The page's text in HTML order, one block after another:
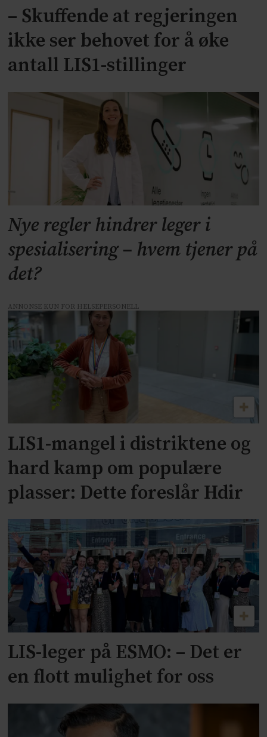
– Skuffende at regjeringen
ikke ser behovet for å øke
antall LIS1-stillinger
Nye regler hindrer leger i
spesialisering – hvem tjener på
det?
ANNONSE KUN FOR HELSEPERSONELL
LIS1-mangel i distriktene og
hard kamp om populære
plasser: Dette foreslår Hdir
LIS-leger på ESMO: – Det er
en flott mulighet for oss